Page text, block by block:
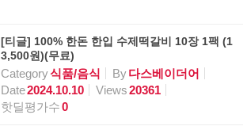
[티글] 100% 한돈 한입 수제떡갈비 10장 1팩 (1
3,500원)(무료)
Category식품/음식 By다스베이더어
Date2024.10.10 Views20361
핫딜평가수0